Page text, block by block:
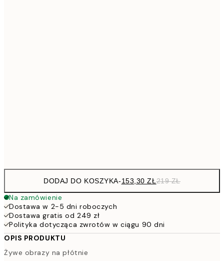
DODAJ DO KOSZYKA-153,30 ZŁ219 ZŁ
Na zamówienie
Dostawa w 2-5 dni roboczych
Dostawa gratis od 249 zł
Polityka dotycząca zwrotów w ciągu 90 dni
OPIS PRODUKTU
Żywe obrazy na płótnie